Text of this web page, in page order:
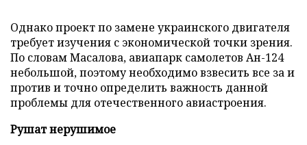
Однако проект по замене украинского двигателя
требует изучения с экономической точки зрения.
По словам Масалова, авиапарк самолетов Ан-124
небольшой, поэтому необходимо взвесить все за и
против и точно определить важность данной
проблемы для отечественного авиастроения.
Рушат нерушимое